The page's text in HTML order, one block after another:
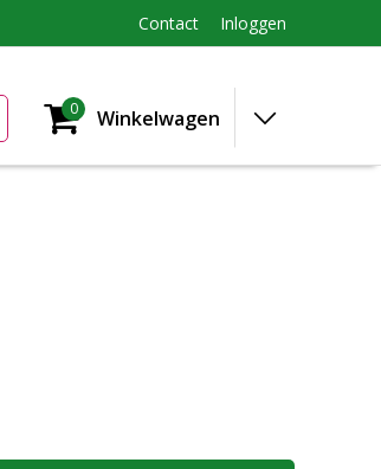
Contact Inloggen
0 Winkelwagen